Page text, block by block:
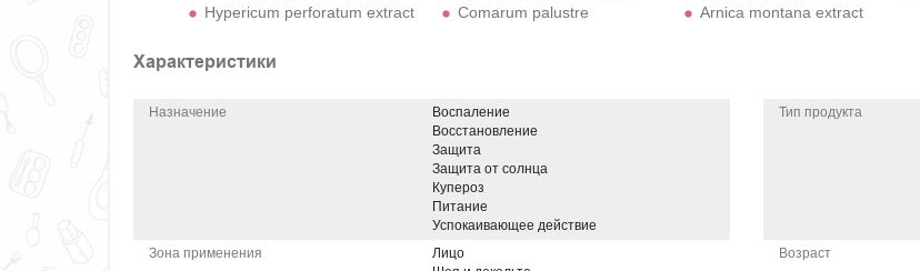
Hypericum perforatum extract
Comarum palustre
Arnica montana extract
Характеристики
Назначение
Воспаление
Восстановление
Защита
Защита от солнца
Купероз
Питание
Успокаивающее действие
Зона применения
Лицо
Тип продукта
Возраст